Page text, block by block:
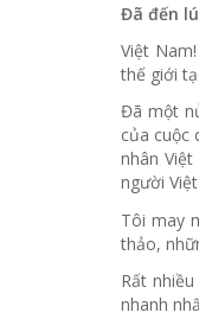
Đã đến
Việt
thế giới
Đã một
của cuộc
nhân
người
Tôi may
thảo,
Rất
nhanh